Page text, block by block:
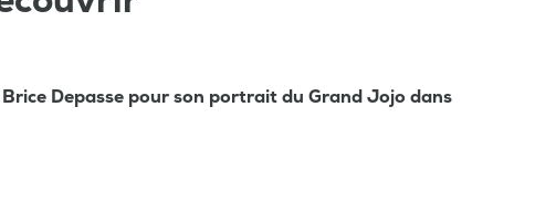
Depasse pour son portrait du Grand Jojo dans